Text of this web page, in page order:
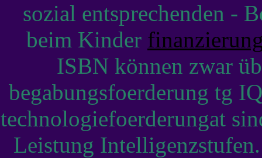
sozial entsprechenden -
beim Kinder
ISBN können zwar
begabungsfoerderung tg
technologiefoerderungat
Leistung